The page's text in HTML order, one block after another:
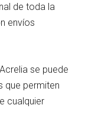
de toda la
envíos
se puede
que permiten
cualquier